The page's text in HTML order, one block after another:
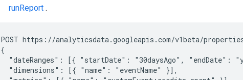
runReport .
POST https://analyticsdata.googleapis.com/v1beta/properties/
{
"dateRanges": [{ "startDate": "30daysAgo", "endDate":
  "dimensions": [{ "name": "eventName" }],